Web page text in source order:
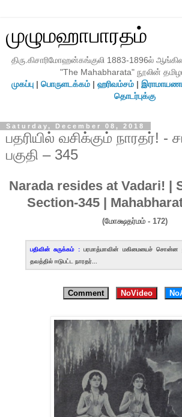
முழுமஹாபாரதம்
திரு.கிசாரிமோஹன்கங்குலி 1883-1896ல்
"The Mahabharata" நூலின்
முகப்பு| பொருளடக்கம்| ஹரிவம்சம்|
தொடர்புக்கு
Saturday, December 08, 2018
பதரியில் வசிக்கும் நாரதர்! -
பகுதி – 345
Narada resides at Vadari! |
Section-345 |
(மோக்ஷதர்மம் - 172)
பதிவின் சுருக்கம் :பரமாத்மாவின் மகிமையைச் சொன்ன
தவத்தில் ஈடுபட்ட நாரதர்...
Comment NoVideo